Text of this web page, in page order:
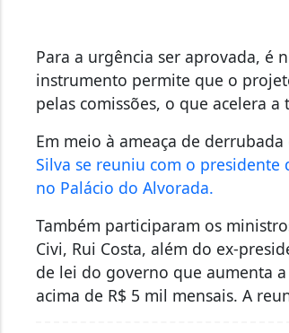
Para a urgência ser aprovada, é
instrumento permite que o
pelas comissões, o que acelera a
Em meio à ameaça de
Silva se reuniu com o presidente
no Palácio do Alvorada.
Também participaram os
Civi, Rui Costa, além do ex-
de lei do governo que aumenta
acima de R$ 5 mil mensais. A